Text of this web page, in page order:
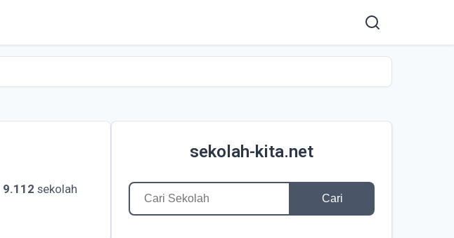
9.112 sekolah
sekolah-kita.net
Cari